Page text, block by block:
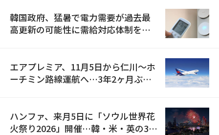
韓国政府、猛暑で電力需要が過去最
高更新の可能性に需給対応体制を点
エアプレミア、11月5日から仁川〜ホ
ーチミン路線運航へ…3年2ヶ月ぶり
ハンファ、来月5日に「ソウル世界花
火祭り2026」開催…韓・米・英の3カ